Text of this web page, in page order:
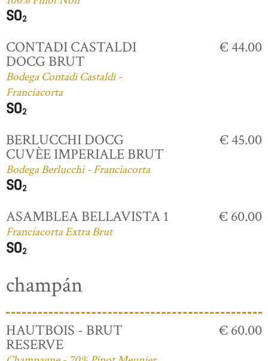
CONTADI CASTALDI
DOCG BRUT
Bodega Contadi Castaldi -
Franciacorta
€ 44.00
BERLUCCHI DOCG
CUVÈE IMPERIALE BRUT
Bodega Berlucchi - Franciacorta
€ 45.00
ASAMBLEA BELLAVISTA 1
Franciacorta Extra Brut
€ 60.00
champán
HAUTBOIS - BRUT
RESERVE
€ 60.00